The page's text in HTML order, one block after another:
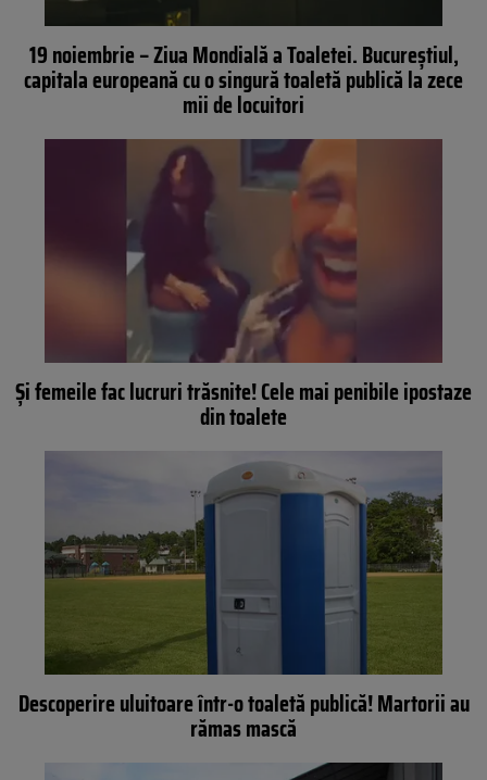
19 noiembrie – Ziua Mondială a Toaletei. Bucureștiul,
capitala europeană cu o singură toaletă publică la zece
mii de locuitori
Și femeile fac lucruri trăsnite! Cele mai penibile ipostaze
din toalete
Descoperire uluitoare într-o toaletă publică! Martorii au
rămas mască